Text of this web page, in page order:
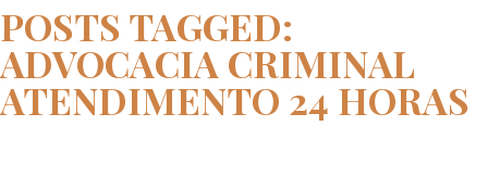
POSTS TAGGED:
ADVOCACIA CRIMINAL
ATENDIMENTO 24 HORAS